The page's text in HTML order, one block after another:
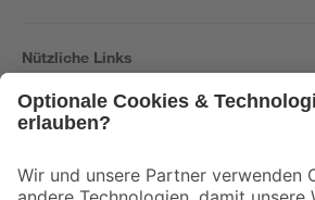
Nützliche Links
Der toom Newsletter: Keine Angebote und